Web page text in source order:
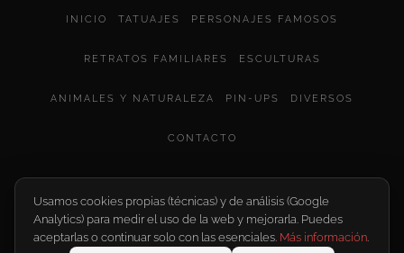
INICIO TATUAJES PERSONAJES FAMOSOS
RETRATOS FAMILIARES ESCULTURAS
ANIMALES Y NATURALEZA PIN-UPS DIVERSOS
CONTACTO
© Xavi García Boix Tattoo 2026 | Tatuajes en Valencia | Realismo
Usamos cookies propias (técnicas) y de análisis (Google
Analytics) para medir el uso de la web y mejorarla. Puedes
aceptarlas o continuar solo con las esenciales. Más información.